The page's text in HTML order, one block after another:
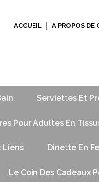
ACCUEIL A PROPOS DE
Serviettes Et
Pour Adultes En
Liens Dinette En
Le Coin Des Cadeaux